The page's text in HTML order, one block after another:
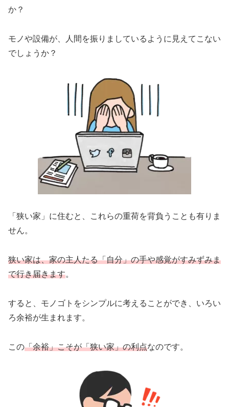
か？
モノや設備が、人間を振りましているように見えてこない
でしょうか？
「狭い家」に住むと、これらの重荷を背負うことも有りま
せん。
狭い家は、家の主人たる「自分」の手や感覚がすみずみま
で行き届きます。
すると、モノゴトをシンプルに考えることができ、いろい
ろ余裕が生まれます。
この「余裕」こそが「狭い家」の利点なのです。